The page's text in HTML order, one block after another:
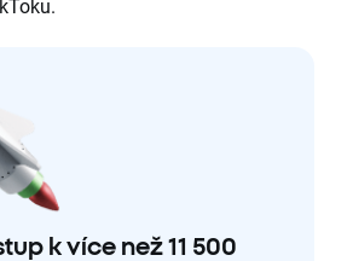
k více než 11 500